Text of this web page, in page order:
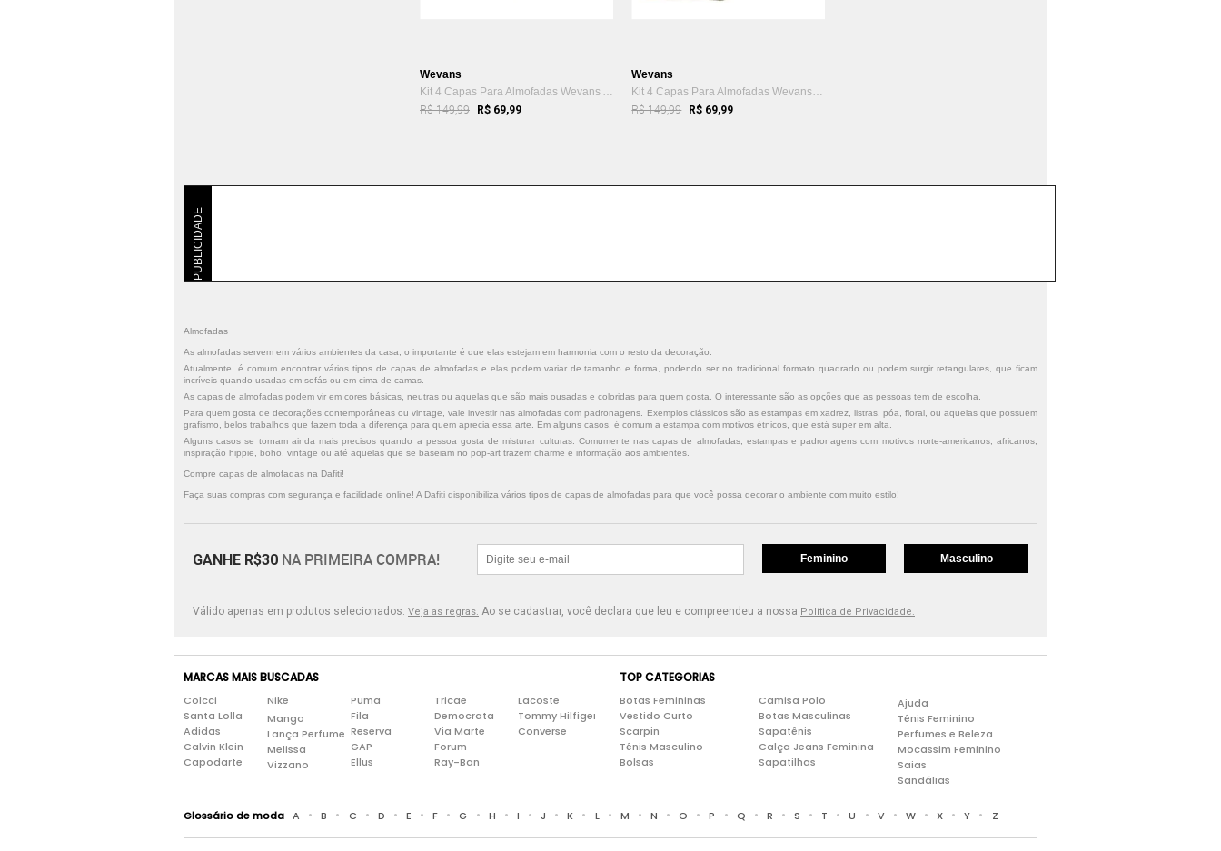
Wevans
Kit 4 Capas Para Almofadas Wevans Amarelo
R$ 149,99 R$ 69,99
Wevans
Kit 4 Capas Para Almofadas Wevans Branco
R$ 149,99 R$ 69,99
PUBLICIDADE
Almofadas
As almofadas servem em vários ambientes da casa, o importante é que elas estejam em harmonia com o resto da decoração.
Atualmente, é comum encontrar vários tipos de capas de almofadas e elas podem variar de tamanho e forma, podendo ser no tradicional formato quadrado ou podem surgir retangulares, que ficam
incríveis quando usadas em sofás ou em cima de camas.
As capas de almofadas podem vir em cores básicas, neutras ou aquelas que são mais ousadas e coloridas para quem gosta. O interessante são as opções que as pessoas tem de escolha.
Para quem gosta de decorações contemporâneas ou vintage, vale investir nas almofadas com padronagens. Exemplos clássicos são as estampas em xadrez, listras, póa, floral, ou aquelas que possuem
grafismo, belos trabalhos que fazem toda a diferença para quem aprecia essa arte. Em alguns casos, é comum a estampa com motivos étnicos, que está super em alta.
Alguns casos se tornam ainda mais precisos quando a pessoa gosta de misturar culturas. Comumente nas capas de almofadas, estampas e padronagens com motivos norte-americanos, africanos,
inspiração hippie, boho, vintage ou até aquelas que se baseiam no pop-art trazem charme e informação aos ambientes.
Compre capas de almofadas na Dafiti!
Faça suas compras com segurança e facilidade online! A Dafiti disponibiliza vários tipos de capas de almofadas para que você possa decorar o ambiente com muito estilo!
GANHE R$30 NA PRIMEIRA COMPRA! Feminino Masculino
Válido apenas em produtos selecionados. Veja as regras. Ao se cadastrar, você declara que leu e compreendeu a nossa Política de Privacidade.
MARCAS MAIS BUSCADAS
Colcci
Santa Lolla
Adidas
Calvin Klein
Capodarte
Nike
Mango
Lança Perfume
Melissa
Vizzano
Puma
Fila
Reserva
GAP
Ellus
Tricae
Democrata
Via Marte
Forum
Ray-Ban
Lacoste
Tommy Hilfiger
Converse
TOP CATEGORIAS
Botas Femininas
Vestido Curto
Scarpin
Tênis Masculino
Bolsas
Camisa Polo
Botas Masculinas
Sapatênis
Calça Jeans Feminina
Sapatilhas
Ajuda
Tênis Feminino
Perfumes e Beleza
Mocassim Feminino
Saias
Sandálias
Glossário de moda A • B • C • D • E • F • G • H • I • J • K • L • M • N • O • P • Q • R • S • T • U • V • W • X • Y • Z